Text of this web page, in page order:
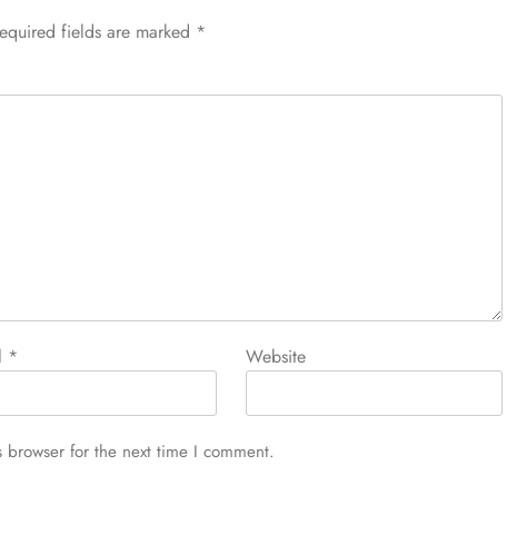
fields are marked *
* Website
for the next time I comment.